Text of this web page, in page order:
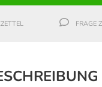
FRAGE